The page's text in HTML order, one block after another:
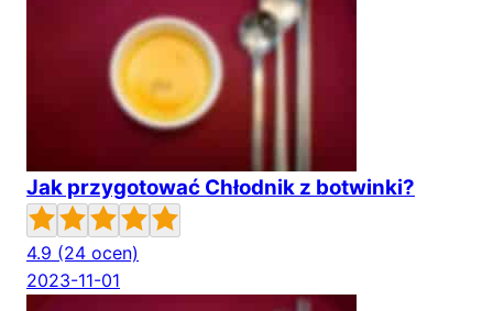
Jak przygotować Chłodnik z botwinki?
4.9 (24 ocen)
2023-11-01